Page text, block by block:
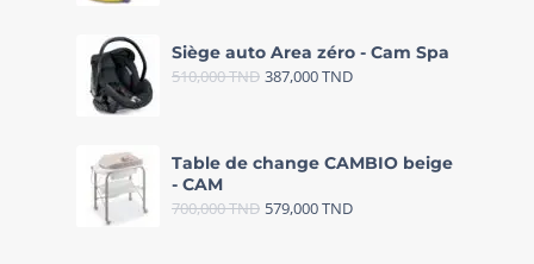
Siège auto Area zéro - Cam Spa
510,000TND 387,000TND
Table de change CAMBIO beige
- CAM
700,000TND 579,000TND